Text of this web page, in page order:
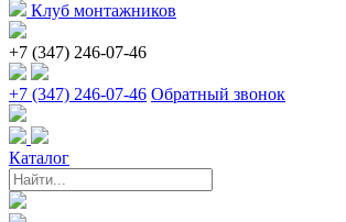
Клуб монтажников
+7 (347) 246-07-46
+7 (347) 246-07-46 Обратный звонок
Каталог